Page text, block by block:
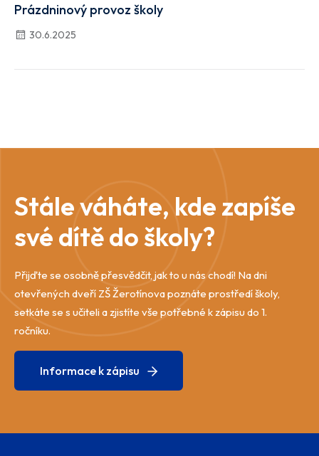
Prázdninový provoz školy
30.6.2025
Stále váháte, kde zapíše
své dítě do školy?
Přijďte se osobně přesvědčit, jak to u nás chodí! Na dni
otevřených dveří ZŠ Žerotínova poznáte prostředí školy,
setkáte se s učiteli a zjistíte vše potřebné k zápisu do 1.
ročníku.
Informace k zápisu